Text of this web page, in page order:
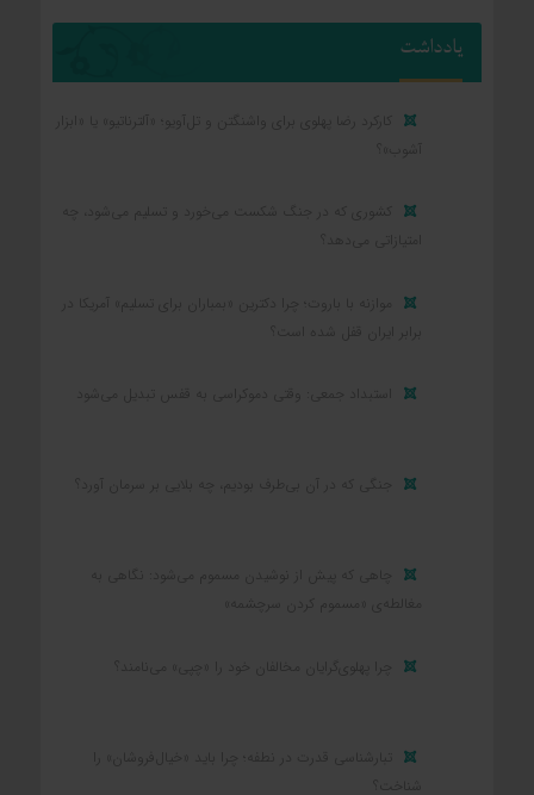
یادداشت
کشوری که در جنگ شکست می‌خورد و تسلیم می‌شود، چه
امتیازاتی می‌دهد؟
موازنه با باروت؛ چرا دکترین «بمباران برای تسلیم» آمریکا در
جنگی که در آن بی‌طرف بودیم، چه بلایی بر سرمان آورد؟
چاهی که پیش از نوشیدن مسموم می‌شود: نگاهی به
مغالطه‌ی «مسموم کردن سرچشمه»